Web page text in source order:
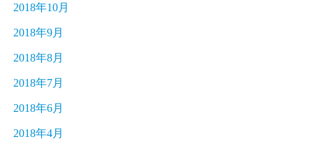
2018年10月
2018年9月
2018年8月
2018年7月
2018年6月
2018年4月